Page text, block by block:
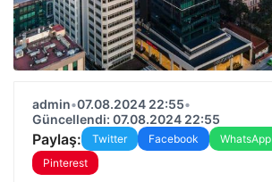
admin•07.08.2024 22:55•
Güncellendi: 07.08.2024 22:55
Paylaş: Twitter Facebook WhatsApp
Pinterest